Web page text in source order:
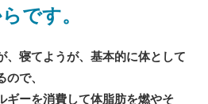
です。
、寝てようが、基本的に体として
ので、
ギーを消費して体脂肪を燃やそ